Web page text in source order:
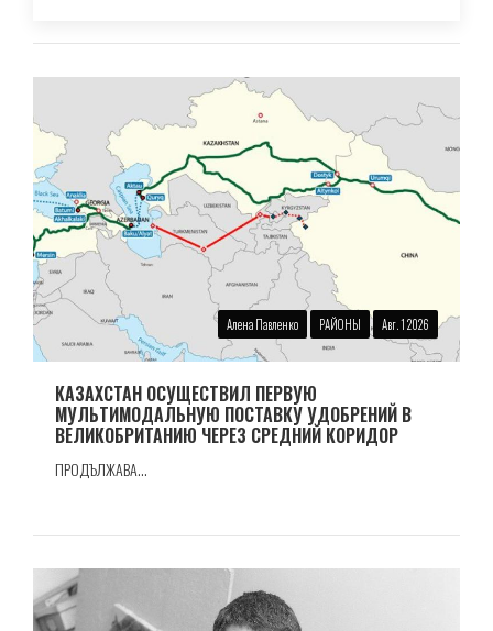
Алена Павленко РАЙОНЫ Авг. 1 2026
КАЗАХСТАН ОСУЩЕСТВИЛ ПЕРВУЮ
МУЛЬТИМОДАЛЬНУЮ ПОСТАВКУ УДОБРЕНИЙ В
ВЕЛИКОБРИТАНИЮ ЧЕРЕЗ СРЕДНИЙ КОРИДОР
ПРОДЪЛЖАВА...